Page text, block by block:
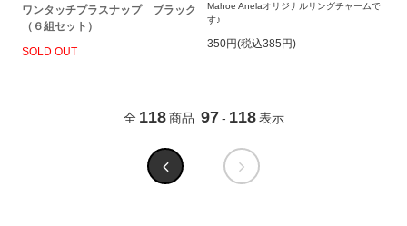
ワンタッチプラスナップ ブラック
（６組セット）
SOLD OUT
Mahoe Anelaオリジナルリングチャームで
す♪
350円(税込385円)
全 118 商品 97 - 118 表示